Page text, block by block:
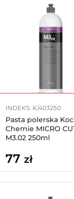
INDEKS: K/403250
Pasta polerska
Chemie MICRO
M3.02 250ml
77 zł